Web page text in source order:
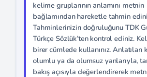
kelime gruplarının anlamını metnin
bağlamından hareketle tahmin
Tahminlerinizin doğruluğunu TDK
Türkçe Sözlük’ten kontrol ediniz.
birer cümlede kullanınız. Anlatılan
olumlu ya da olumsuz yanlarıyla,
bakış açısıyla değerlendirerek